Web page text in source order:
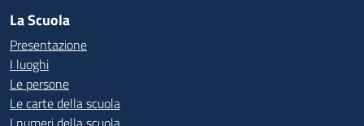
La Scuola
Presentazione
I luoghi
Le persone
Le carte della scuola